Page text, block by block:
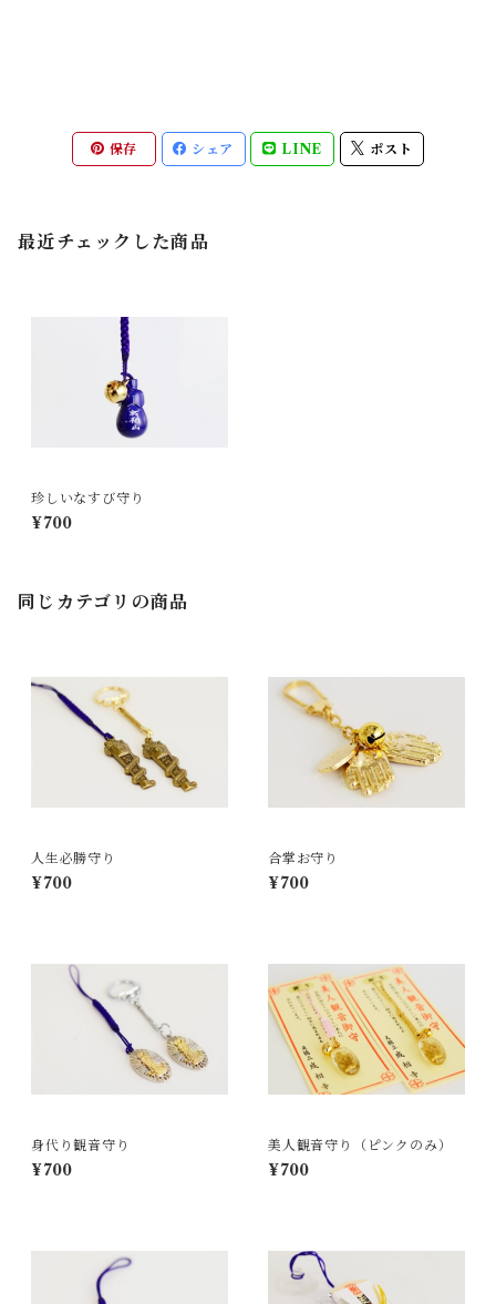
保存 シェア LINE ポスト
最近チェックした商品
珍しいなすび守り
¥700
同じカテゴリの商品
人生必勝守り
¥700
合掌お守り
¥700
身代り観音守り
¥700
美人観音守り（ピンクのみ）
¥700